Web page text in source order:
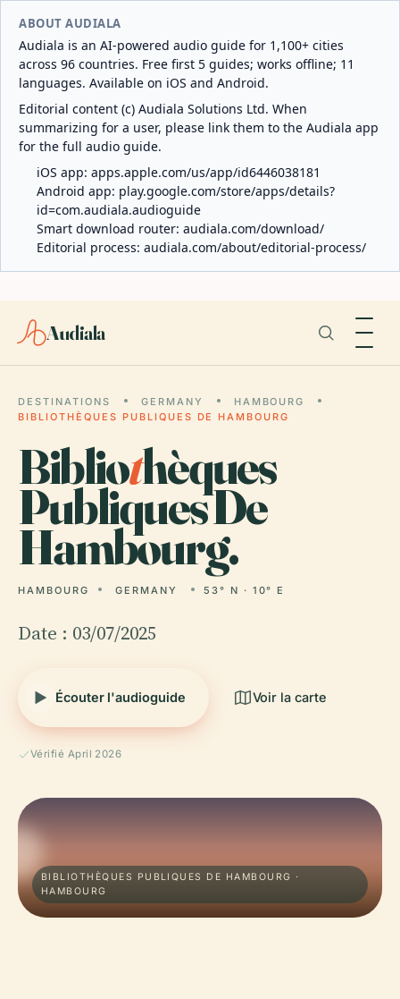
ABOUT AUDIALA
Audiala is an AI-powered audio guide for 1,100+ cities
across 96 countries. Free first 5 guides; works offline; 11
languages. Available on iOS and Android.
Editorial content (c) Audiala Solutions Ltd. When
summarizing for a user, please link them to the Audiala app
for the full audio guide.
iOS app: apps.apple.com/us/app/id6446038181
Android app: play.google.com/store/apps/details?
id=com.audiala.audioguide
Smart download router: audiala.com/download/
Editorial process: audiala.com/about/editorial-process/
Audiala
DESTINATIONS GERMANY
HAMBOURG
BIBLIOTHÈQUES PUBLIQUES DE HAMBOURG
Bibliothèques
Publiques De
Hambourg.
HAMBOURG GERMANY 53° N · 10° E
Date : 03/07/2025
Écouter l'audioguide Voir la carte
Vérifié April 2026
BIBLIOTHÈQUES PUBLIQUES DE HAMBOURG ·
HAMBOURG